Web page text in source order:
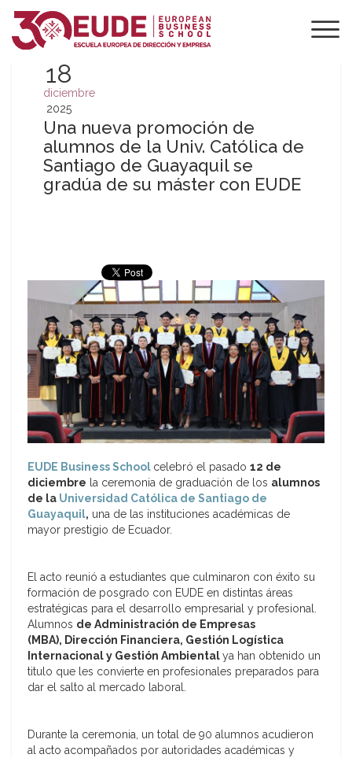
18
diciembre
2025
Una nueva promoción de
alumnos de la Univ. Católica de
Santiago de Guayaquil se
gradúa de su máster con EUDE
EUDE Business School celebró el pasado 12 de
diciembre la ceremonia de graduación de los alumnos
de la Universidad Católica de Santiago de
Guayaquil, una de las instituciones académicas de
mayor prestigio de Ecuador.
El acto reunió a estudiantes que culminaron con éxito su
formación de posgrado con EUDE en distintas áreas
estratégicas para el desarrollo empresarial y profesional.
Alumnos de Administración de Empresas
(MBA), Dirección Financiera, Gestión Logística
Internacional y Gestión Ambientalya han obtenido un
titulo que les convierte en profesionales preparados para
dar el salto al mercado laboral.
Durante la ceremonia, un total de 90 alumnos acudieron
al acto acompañados por autoridades académicas y